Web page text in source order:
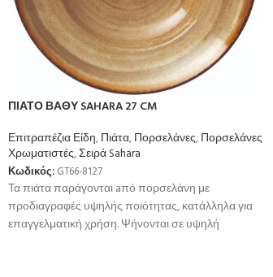
ΠΙΑΤΟ ΒΑΘΥ SAHARA 27 CM
Επιτραπέζια Είδη,Πιάτα,Πορσελάνες,Πορσελάνες
Χρωματιστές,Σειρά Sahara
Κωδικός: GT66-8127
Τα πιάτα παράγονται aπό πορσελάνη με
προδιαγραφές υψηλής ποιότητας, κατάλληλα για
επαγγελματική χρήση. Ψήνονται σε υψηλή